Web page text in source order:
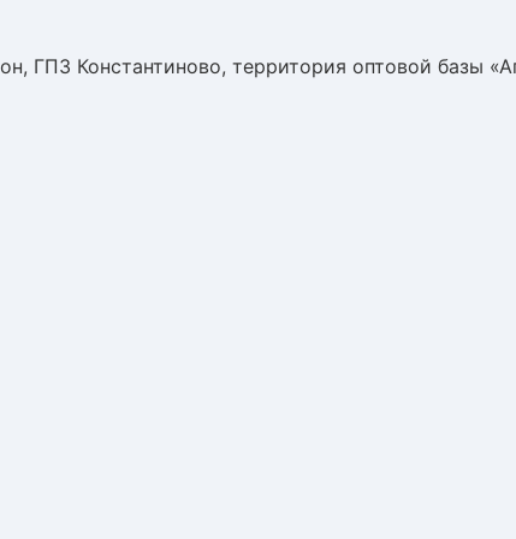
ГПЗ Константиново, территория оптовой базы